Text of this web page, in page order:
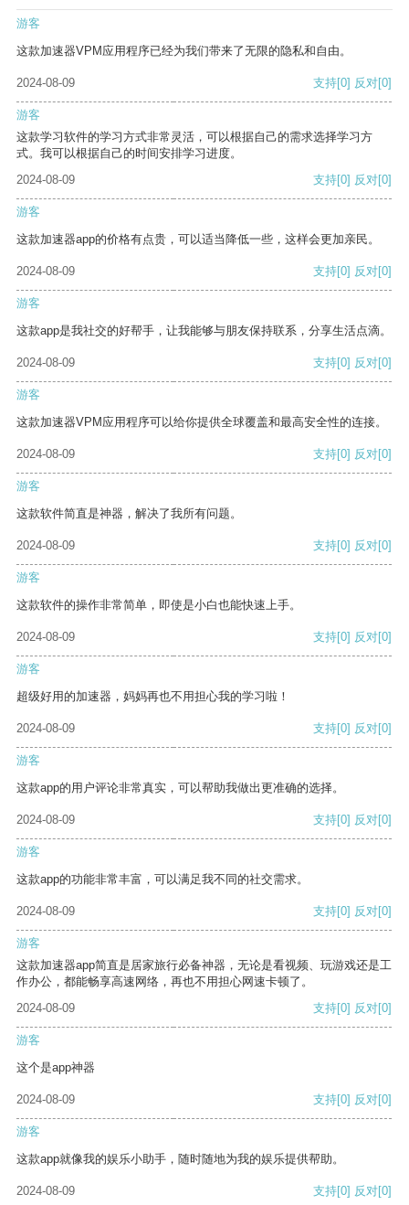
游客
这款加速器VPM应用程序已经为我们带来了无限的隐私和自由。
2024-08-09 支持[0] 反对[0]
游客
这款学习软件的学习方式非常灵活，可以根据自己的需求选择学习方
式。我可以根据自己的时间安排学习进度。
2024-08-09
支持[0] 反对[0]
游客
这款加速器app的价格有点贵，可以适当降低一些，这样会更加亲民。
2024-08-09 支持[0] 反对[0]
游客
这款app是我社交的好帮手，让我能够与朋友保持联系，分享生活点滴。
2024-08-09 支持[0] 反对[0]
游客
这款加速器VPM应用程序可以给你提供全球覆盖和最高安全性的连接。
2024-08-09 支持[0] 反对[0]
游客
这款软件简直是神器，解决了我所有问题。
2024-08-09 支持[0] 反对[0]
游客
这款软件的操作非常简单，即使是小白也能快速上手。
2024-08-09 支持[0] 反对[0]
游客
超级好用的加速器，妈妈再也不用担心我的学习啦！
2024-08-09 支持[0] 反对[0]
游客
这款app的用户评论非常真实，可以帮助我做出更准确的选择。
2024-08-09 支持[0] 反对[0]
游客
这款app的功能非常丰富，可以满足我不同的社交需求。
2024-08-09 支持[0] 反对[0]
游客
这款加速器app简直是居家旅行必备神器，无论是看视频、玩游戏还是工
作办公，都能畅享高速网络，再也不用担心网速卡顿了。
2024-08-09
支持[0] 反对[0]
游客
这个是app神器
2024-08-09 支持[0] 反对[0]
游客
这款app就像我的娱乐小助手，随时随地为我的娱乐提供帮助。
2024-08-09 支持[0] 反对[0]